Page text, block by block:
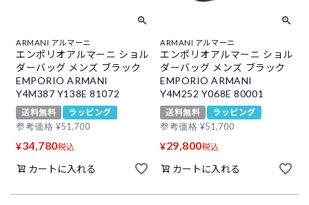
ARMANI アルマーニ
エンポリオアルマーニ ショル
ダーバッグ メンズ ブラック
EMPORIO ARMANI
Y4M387 Y138E 81072
送料無料
ラッピング
参考価格 ¥51,700
¥34,780税込
カートに入れる
ARMANI アルマーニ
エンポリオアルマーニ ショル
ダーバッグ メンズ ブラック
EMPORIO ARMANI
Y4M252 Y068E 80001
送料無料
ラッピング
参考価格 ¥51,700
¥29,800税込
カートに入れる